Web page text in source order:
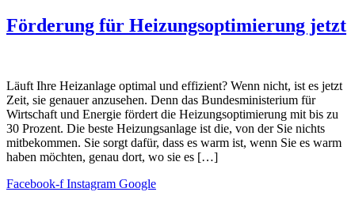
Förderung für Heizungsoptimierung jetzt
Läuft Ihre Heizanlage optimal und effizient? Wenn nicht, ist es jetzt
Zeit, sie genauer anzusehen. Denn das Bundesministerium für
Wirtschaft und Energie fördert die Heizungsoptimierung mit bis zu
30 Prozent. Die beste Heizungsanlage ist die, von der Sie nichts
mitbekommen. Sie sorgt dafür, dass es warm ist, wenn Sie es warm
haben möchten, genau dort, wo sie es […]
Facebook-f Instagram Google